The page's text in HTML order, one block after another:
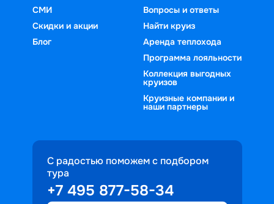
СМИ
Скидки и акции
Блог
Вопросы и ответы
Найти круиз
Аренда теплохода
Программа лояльности
Коллекция выгодных
круизов
Круизные компании и
наши партнеры
С радостью поможем с подбором
тура
+7 495 877-58-34